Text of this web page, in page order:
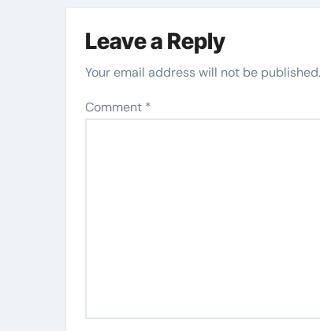
Leave a Reply
Your email address will not be published.
Comment *